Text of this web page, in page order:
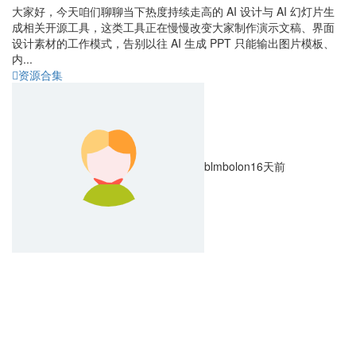
大家好，今天咱们聊聊当下热度持续走高的 AI 设计与 AI 幻灯片生
成相关开源工具，这类工具正在慢慢改变大家制作演示文稿、界面
设计素材的工作模式，告别以往 AI 生成 PPT 只能输出图片模板、
内...
资源合集
blmbolon16天前